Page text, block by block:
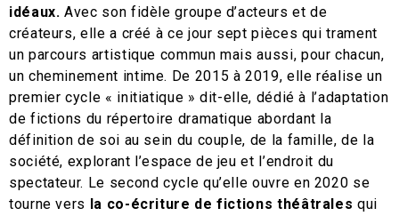
idéaux. Avec son fidèle groupe d’acteurs et de
créateurs, elle a créé à ce jour sept pièces qui trament
un parcours artistique commun mais aussi, pour chacun,
un cheminement intime. De 2015 à 2019, elle réalise un
premier cycle « initiatique » dit-elle, dédié à l’adaptation
de fictions du répertoire dramatique abordant la
définition de soi au sein du couple, de la famille, de la
société, explorant l’espace de jeu et l’endroit du
spectateur. Le second cycle qu’elle ouvre en 2020 se
tourne vers la co-écriture de fictions théâtrales qui